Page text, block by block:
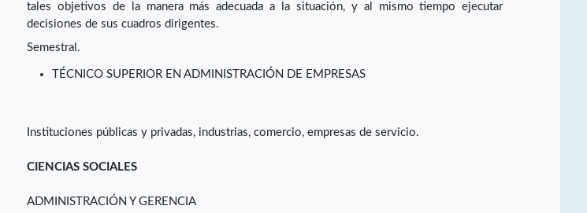
tales objetivos de la manera más adecuada a la situación, y al mismo tiempo ejecutar
decisiones de sus cuadros dirigentes.
Semestral.
TÉCNICO SUPERIOR EN ADMINISTRACIÓN DE EMPRESAS
Instituciones públicas y privadas, industrias, comercio, empresas de servicio.
CIENCIAS SOCIALES
ADMINISTRACIÓN Y GERENCIA